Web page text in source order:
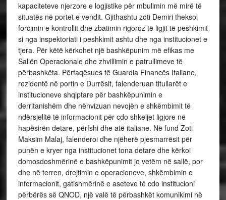
kapaciteteve njerzore e logjistike për mbulimin më mirë të
situatës në portet e vendit. Gjithashtu zoti Demiri theksoi
forcimin e kontrollit dhe zbatimin rigoroz të ligjit të peshkimit
si nga inspektoriati i peshkimit ashtu dhe nga institucionet e
tjera. Për këtë kërkohet një bashkëpunim më efikas me
Sallën Operacionale dhe zhvillimin e patrullimeve të
përbashkëta. Përfaqësues të Guardia Financës Italiane,
rezidentë në portin e Durrësit, falenderuan titullarët e
institucioneve shqiptare për bashkëpunimin e
derritanishëm dhe nënvizuan nevojën e shkëmbimit të
ndërsjelltë të informacionit për cdo shkeljet ligjore në
hapësirën detare, përfshi dhe atë italiane. Në fund Zoti
Maksim Malaj, falenderoi dhe njëherë pjesmarrësit për
punën e kryer nga institucionet tona detare dhe kërkoi
domosdoshmërinë e bashkëpunimit jo vetëm në sallë, por
dhe në terren, drejtimin e operacioneve, shkëmbimin e
informacionit, gatishmërinë e aseteve të cdo institucioni
përbërës së QNOD, një valë të përbashkët komunikimi në